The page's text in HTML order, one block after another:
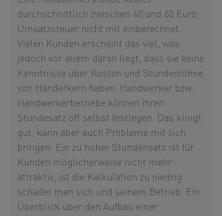
durchschnittlich zwischen 40 und 60 Euro,
Umsatzsteuer nicht mit einberechnet.
Vielen Kunden erscheint das viel, was
jedoch vor allem daran liegt, dass sie keine
Kenntnisse über Kosten und Stundenlöhne
von Handerkern haben. Handwerker bzw.
Handwerkerbetriebe können ihren
Stundesatz oft selbst festlegen. Das klingt
gut, kann aber auch Probleme mit sich
bringen. Ein zu hoher Stundensatz ist für
Kunden möglicherweise nicht mehr
attraktiv, ist die Kalkulation zu niedrig
schadet man sich und seinem Betrieb. Ein
Überblick über den Aufbau einer